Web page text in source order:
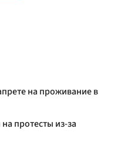
на проживание в
протесты из-за